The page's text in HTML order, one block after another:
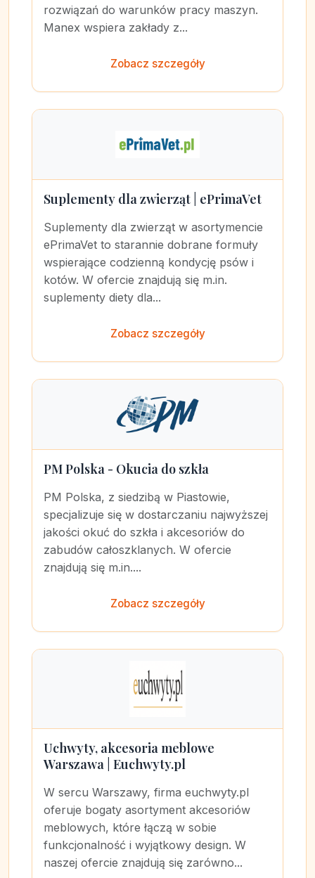
rozwiązań do warunków pracy maszyn.
Manex wspiera zakłady z...
Zobacz szczegóły
Suplementy dla zwierząt | ePrimaVet
Suplementy dla zwierząt w asortymencie
ePrimaVet to starannie dobrane formuły
wspierające codzienną kondycję psów i
kotów. W ofercie znajdują się m.in.
suplementy diety dla...
Zobacz szczegóły
PM Polska - Okucia do szkła
PM Polska, z siedzibą w Piastowie,
specjalizuje się w dostarczaniu najwyższej
jakości okuć do szkła i akcesoriów do
zabudów całoszklanych. W ofercie
znajdują się m.in....
Zobacz szczegóły
Uchwyty, akcesoria meblowe
Warszawa | Euchwyty.pl
W sercu Warszawy, firma euchwyty.pl
oferuje bogaty asortyment akcesoriów
meblowych, które łączą w sobie
funkcjonalność i wyjątkowy design. W
naszej ofercie znajdują się zarówno...